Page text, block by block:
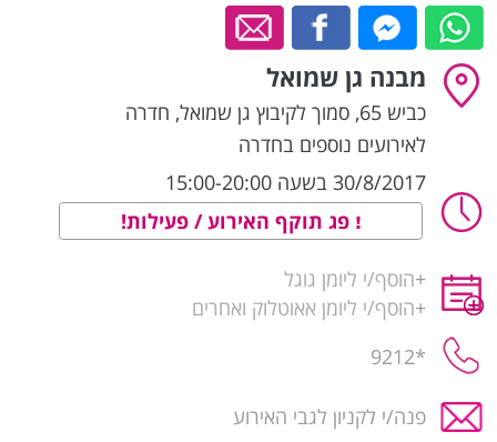
מבנה גן שמואל
כביש 65, סמוך לקיבוץ גן שמואל , חדרה
לאירועים נוספים בחדרה
30/8/2017 בשעה 15:00-20:00
פג תוקף האירוע / פעילות!
+הוסף/י ליומן גוגל
+הוסף/י ליומן אאוטלוק ואחרים
*9212
פנה/י לקניון לגבי האירוע